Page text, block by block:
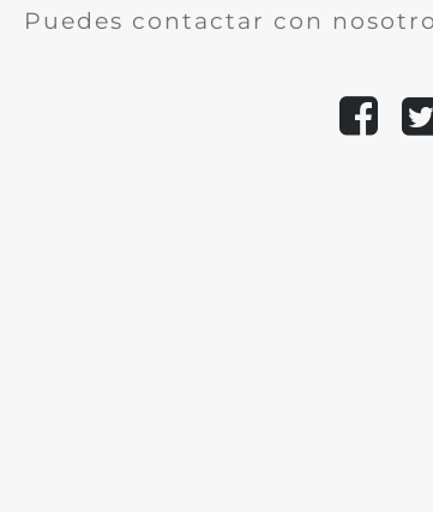
Puedes contactar con